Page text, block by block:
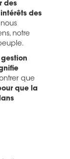
des
des
nous
notre
que
que la